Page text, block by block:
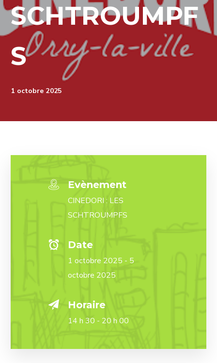
SCHTROUMPF
S
1 octobre 2025
Evènement
CINEDORI : LES
SCHTROUMPFS
Date
1 octobre 2025 - 5
octobre 2025
Horaire
14 h 30 - 20 h 00